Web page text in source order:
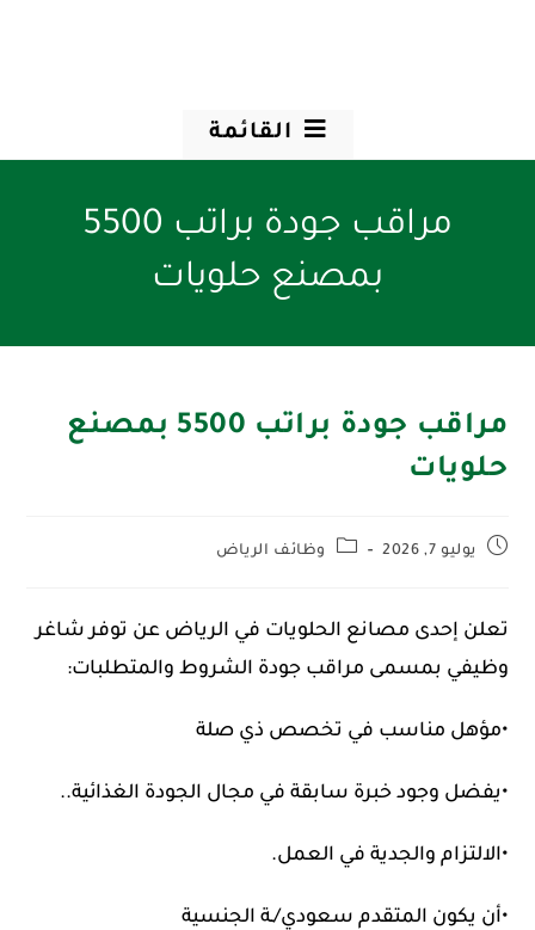
القائمة
مراقب جودة براتب 5500
بمصنع حلويات
مراقب جودة براتب 5500 بمصنع
حلويات
يوليو 7, 2026 وظائف الرياض
تعلن إحدى مصانع الحلويات في الرياض عن توفر شاغر
وظيفي بمسمى مراقب جودة الشروط والمتطلبات:
•مؤهل مناسب في تخصص ذي صلة
•يفضل وجود خبرة سابقة في مجال الجودة الغذائية..
•الالتزام والجدية في العمل.
•أن يكون المتقدم سعودي/ـة الجنسية